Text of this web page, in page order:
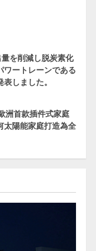
を削減し脱炭素化
ワートレーンである
しました。
洲首款插件式家庭
太陽能家庭打造為全